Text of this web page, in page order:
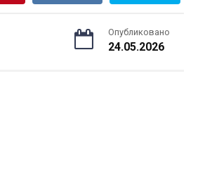
Опубликовано
24.05.2026